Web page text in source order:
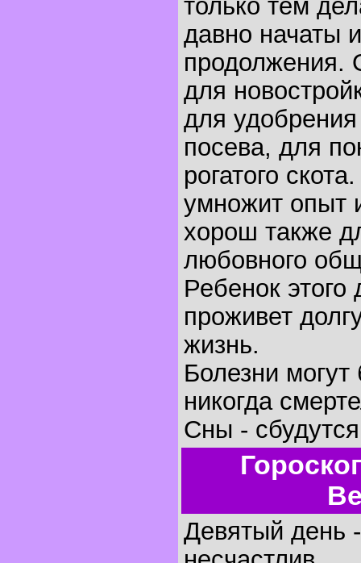
только тем
давно начаты
продолжения.
для
для
посева, для
рогатого
умножит опыт
хорош также
любовного
Ребенок
проживет
жизнь.
Болезни
никогда
Сны -
Девятый день